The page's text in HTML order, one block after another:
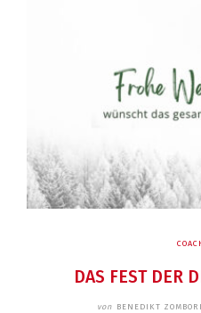
DAS FEST DER
von BENEDIKT ZOMBORI